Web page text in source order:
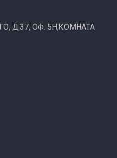
Д.37, ОФ. 5Н,КОМНАТА